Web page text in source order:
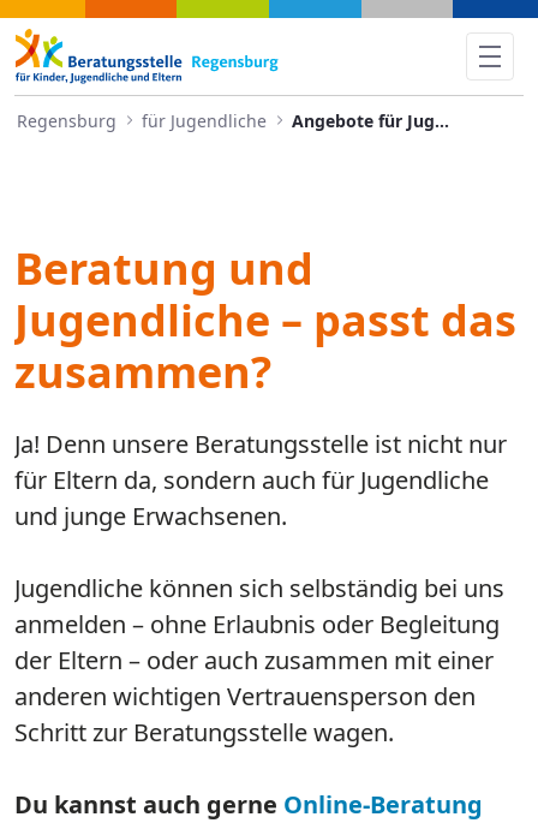
Angebote für Jugendliche -
Regensburg für Jugendliche Angebote für Jugendliche
Beratung und
Jugendliche – passt das
zusammen?
Ja! Denn unsere Beratungsstelle ist nicht nur
für Eltern da, sondern auch für Jugendliche
und junge Erwachsenen.
Jugendliche können sich selbständig bei uns
anmelden – ohne Erlaubnis oder Begleitung
der Eltern – oder auch zusammen mit einer
anderen wichtigen Vertrauensperson den
Schritt zur Beratungsstelle wagen.​​​​​​​
​​​​​​​Du kannst auch gerne Online-Beratung